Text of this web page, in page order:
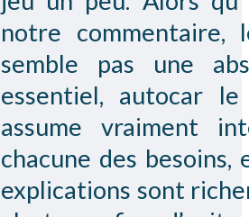
notre commentaire,
semble pas une
essentiel, autocar
assume vraiment
chacune des besoins,
explications sont